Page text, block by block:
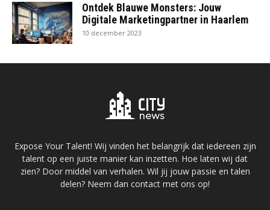
Ontdek Blauwe Monsters: Jouw
Digitale Marketingpartner in Haarlem
10 december 2023
Expose Your Talent! Wij vinden het belangrijk dat iedereen zijn
talent op een juiste manier kan inzetten. Hoe laten wij dat
zien? Door middel van verhalen. Wil jij jouw passie en talen
delen? Neem dan contact met ons op!